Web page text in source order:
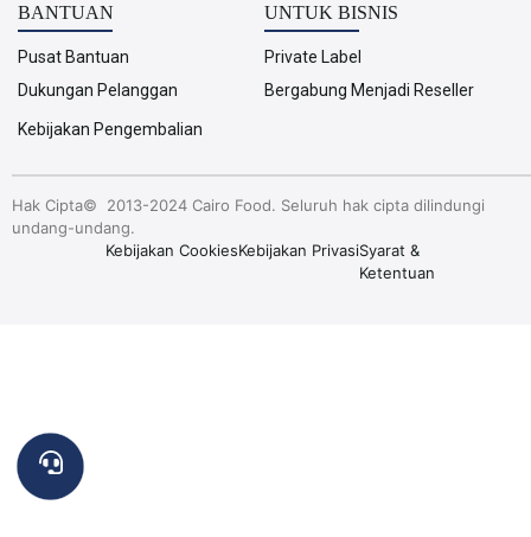
BANTUAN
Pusat Bantuan
Dukungan Pelanggan
Kebijakan Pengembalian
UNTUK BISNIS
Private Label
Bergabung Menjadi Reseller
Hak Cipta© 2013-2024 Cairo Food. Seluruh hak cipta dilindungi
undang-undang.
Kebijakan CookiesKebijakan PrivasiSyarat &
Ketentuan